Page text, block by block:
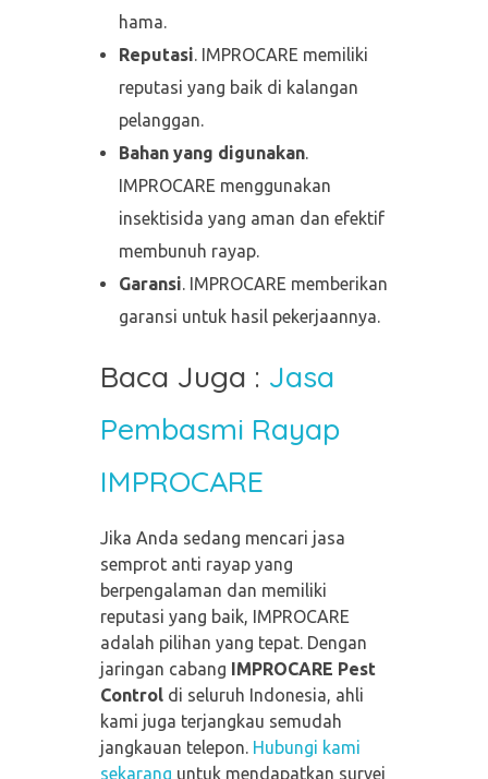
hama.
Reputasi. IMPROCARE memiliki
reputasi yang baik di kalangan
pelanggan.
Bahan yang digunakan.
IMPROCARE menggunakan
insektisida yang aman dan efektif
membunuh rayap.
Garansi. IMPROCARE memberikan
garansi untuk hasil pekerjaannya.
Baca Juga : Jasa
Pembasmi Rayap
IMPROCARE
Jika Anda sedang mencari jasa
semprot anti rayap yang
berpengalaman dan memiliki
reputasi yang baik, IMPROCARE
adalah pilihan yang tepat. Dengan
jaringan cabang IMPROCARE Pest
Controldi seluruh Indonesia, ahli
kami juga terjangkau semudah
jangkauan telepon. Hubungi kami
sekarang untuk mendapatkan survei